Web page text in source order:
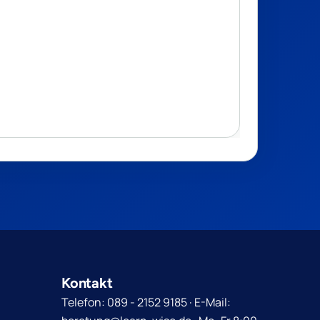
Kontakt
Telefon: 089 - 2152 9185 · E-Mail: